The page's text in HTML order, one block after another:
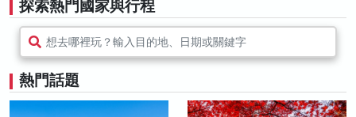
探索熱門國家與行程
想去哪裡玩？輸入目的地、日期或關鍵字
熱門話題